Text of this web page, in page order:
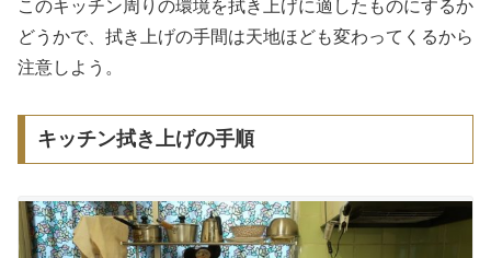
このキッチン周りの環境を拭き上げに適したものにするか
どうかで、拭き上げの手間は天地ほども変わってくるから
注意しよう。
キッチン拭き上げの手順